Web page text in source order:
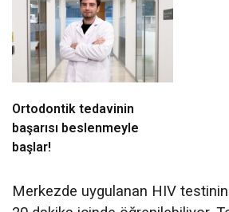
Ortodontik tedavinin
başarısı beslenmeyle
başlar!
Merkezde uygulanan HIV